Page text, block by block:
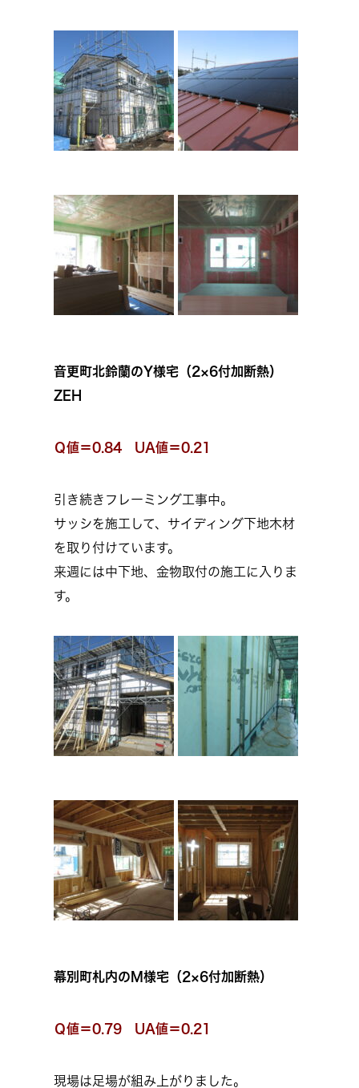
音更町北鈴蘭のY様宅（2×6付加断熱）
ZEH
Ｑ値＝0.84 UA値＝0.21
引き続きフレーミング工事中。
サッシを施工して、サイディング下地木材
を取り付けています。
来週には中下地、金物取付の施工に入りま
す。
幕別町札内のM様宅（2×6付加断熱）
Ｑ値＝0.79 UA値＝0.21
現場は足場が組み上がりました。